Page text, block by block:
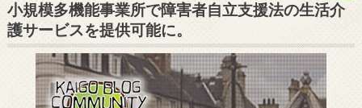
小規模多機能事業所で障害者自立支援法の生活介
護サービスを提供可能に。